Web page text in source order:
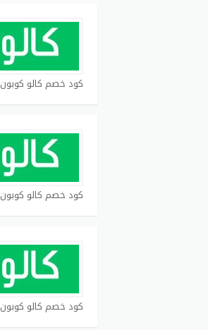
كود خصم كالو كوبون
كود خصم كالو كوبون
كود خصم كالو كوبون